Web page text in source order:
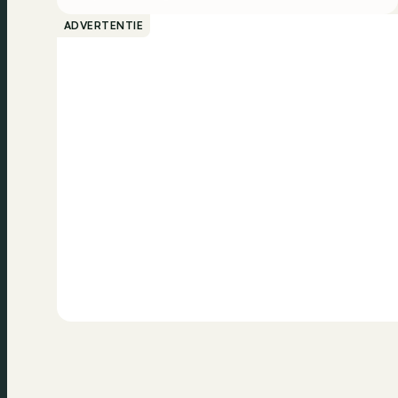
ADVERTENTIE